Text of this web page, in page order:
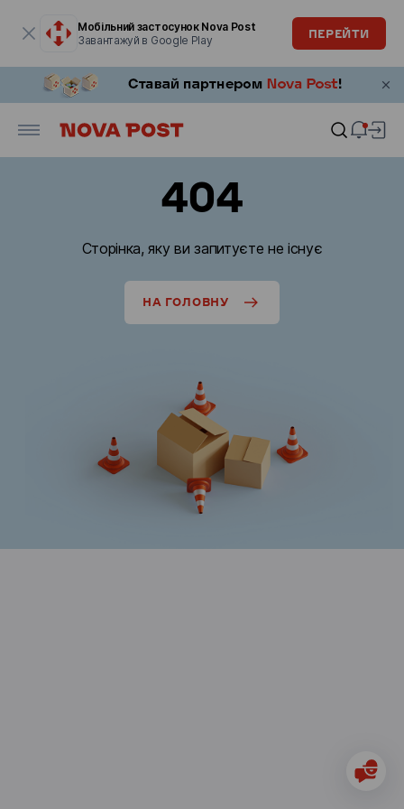
Мобільний застосунок Nova Post
Завантажуй в Google Play
ПЕРЕЙТИ
404
Сторінка, яку ви запитуєте не існує
НА ГОЛОВНУ